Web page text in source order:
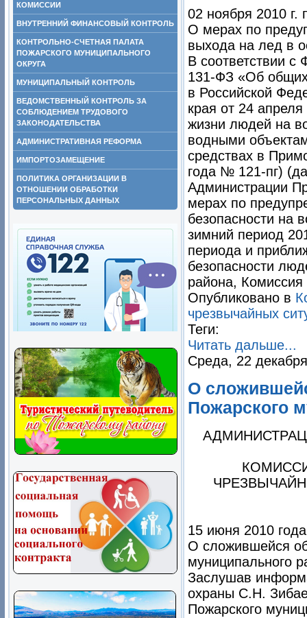
КОМИССИИ
ВНУТРЕННИЙ ФИНАНСОВЫЙ КОНТРОЛЬ
КОНТРОЛЬНО-СЧЕТНАЯ ПАЛАТА
ПОЖАРСКОГО МУНИЦИПАЛЬНОГО
ОКРУГА
МУНИЦИПАЛЬНЫЙ КОНТРОЛЬ
ВЕДОМСТВЕННЫЙ КОНТРОЛЬ ЗА
СОБЛЮДЕНИЕМ ТРУДОВОГО
ЗАКОНОДАТЕЛЬСТВА
АДМИНИСТРАТИВНАЯ РЕФОРМА
ИМПОРТОЗАМЕЩЕНИЕ
ПОЛИТИКА ОРГАНИЗАЦИИ В
ОТНОШЕНИИ ОБРАБОТКИ
ПЕРСОНАЛЬНЫХ ДАННЫХ
02 ноября 2010 г.
О мерах по
выхода на лед в
В соответствии
131-ФЗ «Об общих
в Российской
края от 24
жизни людей на
водными
средствах в
года № 121-пг)
Администрации
мерах по
безопасности на
зимний период
периода и
безопасности
района, Комиссия
Опубликовано в
чрезвычайных
Теги:
Читать дальше...
Среда, 22
О
Пожарского
15 июня 2010
О сложившейся
муниципального
Заслушав
охраны С.Н.
Пожарского